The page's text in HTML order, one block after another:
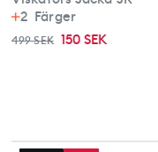
2 Färger
499 SEK 150 SEK